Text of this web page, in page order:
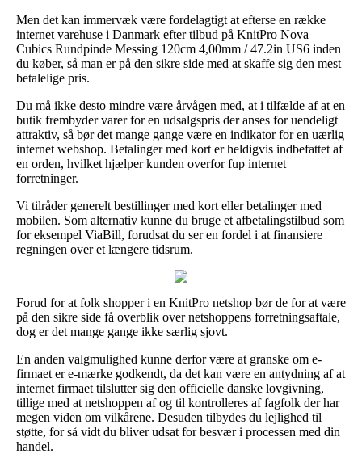
Men det kan immervæk være fordelagtigt at efterse en række
internet varehuse i Danmark efter tilbud på KnitPro Nova
Cubics Rundpinde Messing 120cm 4,00mm / 47.2in US6 inden
du køber, så man er på den sikre side med at skaffe sig den mest
betalelige pris.
Du må ikke desto mindre være årvågen med, at i tilfælde af at en
butik frembyder varer for en udsalgspris der anses for uendeligt
attraktiv, så bør det mange gange være en indikator for en uærlig
internet webshop. Betalinger med kort er heldigvis indbefattet af
en orden, hvilket hjælper kunden overfor fup internet
forretninger.
Vi tilråder generelt bestillinger med kort eller betalinger med
mobilen. Som alternativ kunne du bruge et afbetalingstilbud som
for eksempel ViaBill, forudsat du ser en fordel i at finansiere
regningen over et længere tidsrum.
Forud for at folk shopper i en KnitPro netshop bør de for at være
på den sikre side få overblik over netshoppens forretningsaftale,
dog er det mange gange ikke særlig sjovt.
En anden valgmulighed kunne derfor være at granske om e-
firmaet er e-mærke godkendt, da det kan være en antydning af at
internet firmaet tilslutter sig den officielle danske lovgivning,
tillige med at netshoppen af og til kontrolleres af fagfolk der har
megen viden om vilkårene. Desuden tilbydes du lejlighed til
støtte, for så vidt du bliver udsat for besvær i processen med din
handel.